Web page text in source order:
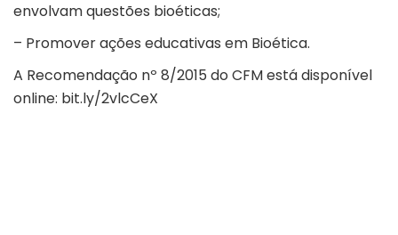
envolvam questões bioéticas;
– Promover ações educativas em Bioética.
A Recomendação nº 8/2015 do CFM está disponível
online: bit.ly/2vlcCeX